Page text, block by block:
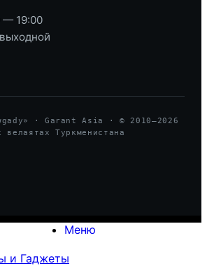
— 19:00
· Garant Asia · © 2010—2026
велаятах Туркменистана
Меню
и Гаджеты